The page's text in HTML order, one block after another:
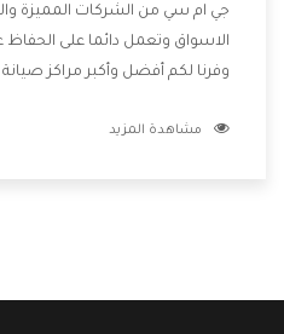
جي ام سي من الشركات المميزة
الاسواق وتعمل دائما على
وفرنا لكم أفضل وأكبر مراكز
دون اى ازعاج كما أننا نهتم بكل
مشاهدة المزيد